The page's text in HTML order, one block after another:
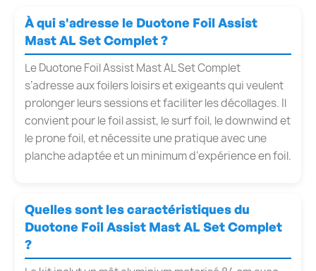
À qui s'adresse le Duotone Foil Assist
Mast AL Set Complet ?
Le Duotone Foil Assist Mast AL Set Complet
s’adresse aux foilers loisirs et exigeants qui veulent
prolonger leurs sessions et faciliter les décollages. Il
convient pour le foil assist, le surf foil, le downwind et
le prone foil, et nécessite une pratique avec une
planche adaptée et un minimum d’expérience en foil.
Quelles sont les caractéristiques du
Duotone Foil Assist Mast AL Set Complet
?